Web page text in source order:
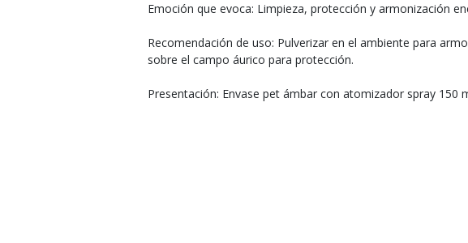
Emoción que evoca: Limpieza, protección y armonización
Recomendación de uso: Pulverizar en el ambiente para
sobre el campo áurico para protección.
Presentación: Envase pet ámbar con atomizador spray 150